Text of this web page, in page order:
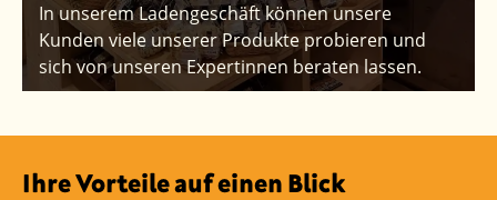
In unserem Ladengeschäft können unsere
Kunden viele unserer Produkte probieren und
sich von unseren Expertinnen beraten lassen.
Ihre Vorteile auf einen Blick